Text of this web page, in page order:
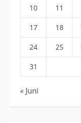
10 11
17 18
24 25
31
« Juni